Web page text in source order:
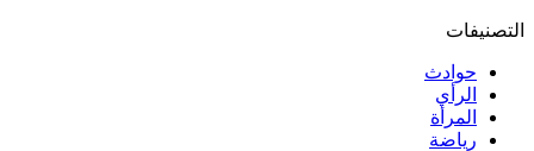
التصنيفات
حوادث
الرأي
المرأة
رياضة